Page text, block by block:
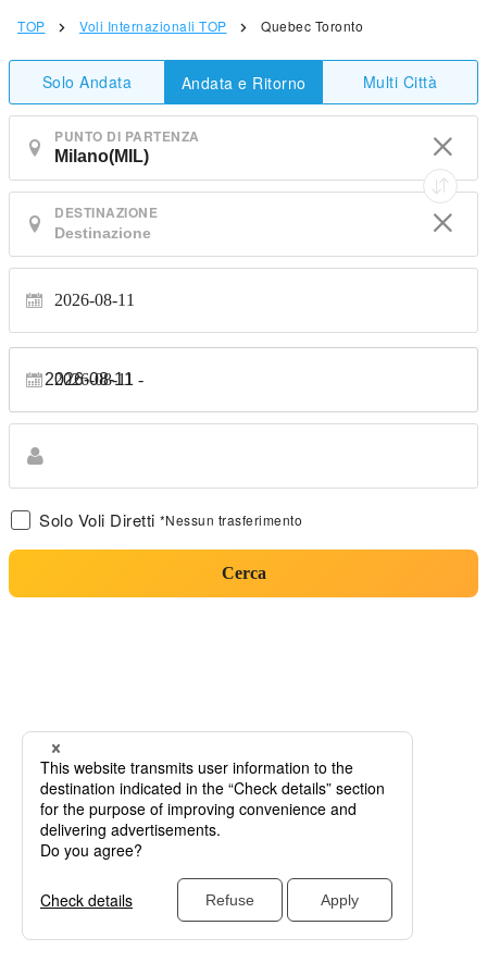
TOP Voli Internazionali TOP Quebec Toronto
Solo Andata Andata e Ritorno Multi Città
PUNTO DI PARTENZA
DESTINAZIONE
2026-08-11
Solo Voli Diretti *Nessun trasferimento
Cerca